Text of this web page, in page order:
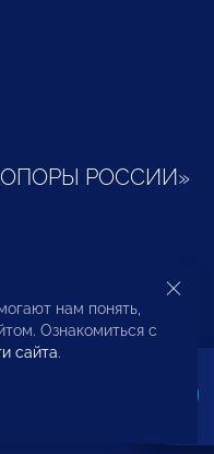
РОССИИ»
и
нам понять,
Ознакомиться с
сайта.